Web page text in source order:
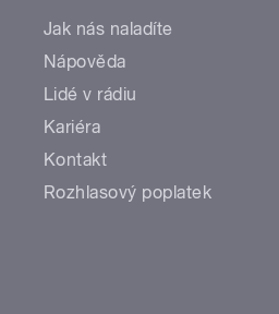
Jak nás naladíte
Nápověda
Lidé v rádiu
Kariéra
Kontakt
Rozhlasový poplatek